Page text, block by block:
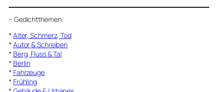
– Gedichtthemen:
* Alter, Schmerz, Tod
* Autor & Schreiben
* Berg, Fluss & Tal
* Berlin
* Fahrzeuge
* Frühling